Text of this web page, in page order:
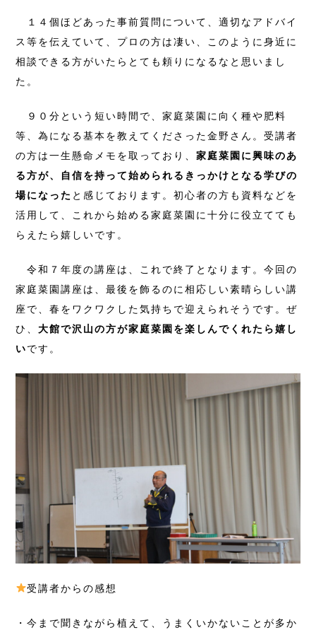
１４個ほどあった事前質問について、適切なアドバイ
ス等を伝えていて、プロの方は凄い、このように身近に
相談できる方がいたらとても頼りになるなと思いまし
た。
９０分という短い時間で、家庭菜園に向く種や肥料
等、為になる基本を教えてくださった金野さん。受講者
の方は一生懸命メモを取っており、家庭菜園に興味のあ
る方が、自信を持って始められるきっかけとなる学びの
場になった と感じております。初心者の方も資料などを
活用して、これから始める家庭菜園に十分に役立てても
らえたら嬉しいです。
令和７年度の講座は、これで終了となります。今回の
家庭菜園講座は、最後を飾るのに相応しい素晴らしい講
座で、春をワクワクした気持ちで迎えられそうです。ぜ
ひ、大館で沢山の方が家庭菜園を楽しんでくれたら嬉し
いです。
受講者からの感想
・今まで聞きながら植えて、うまくいかないことが多か